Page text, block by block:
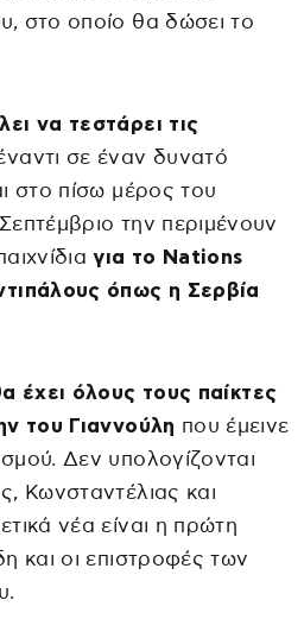
στο οποίο θα δώσει το
να τεστάρει τις
σε έναν δυνατό
στο πίσω μέρος του
την περιμένουν
για το Nations
όπως η Σερβία
έχει όλους τους παίκτες
του Γιαννούλη που έμεινε
Δεν υπολογίζονται
Κωνσταντέλιας και
νέα είναι η πρώτη
και οι επιστροφές των